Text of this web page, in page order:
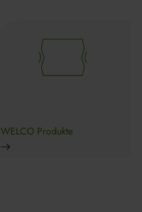
WELCO Produkte